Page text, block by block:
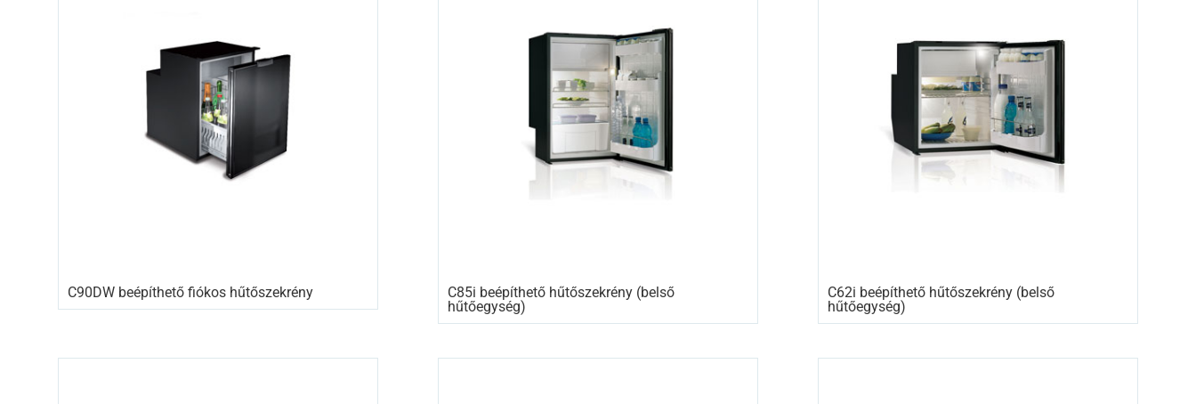
C90DW beépíthető fiókos hűtőszekrény
C85i beépíthető hűtőszekrény (belső
hűtőegység)
C62i beépíthető hűtőszekrény (belső
hűtőegység)